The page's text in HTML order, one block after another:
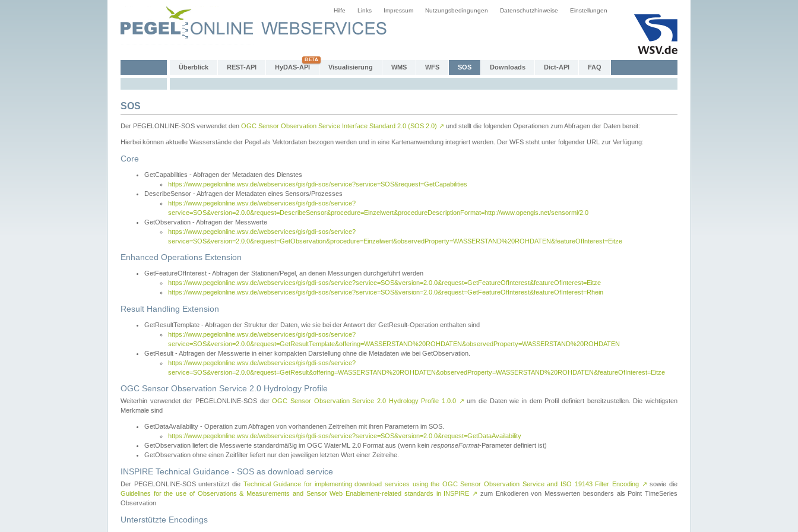
Hilfe Links Impressum Nutzungsbedingungen Datenschutzhinweise Einstellungen
Überblick REST-API HyDAS-API Visualisierung WMS WFS SOS Downloads Dict-API FAQ
SOS
Der PEGELONLINE-SOS verwendet den OGC Sensor Observation Service Interface Standard 2.0 (SOS 2.0) ↗ und stellt die folgenden Operationen zum Abfragen der Daten bereit:
Hierbei können aktuelle Wasserstände der Pegel als Vektordaten bezogen werden und in eine Kartenanwendung integriert werden. Der WFS steht unter folgender URL zur Verfügung:
Core
GetCapabilities - Abfragen der Metadaten des Dienstes
https://www.pegelonline.wsv.de/webservices/gis/gdi-sos/service?service=SOS&request=GetCapabilities
DescribeSensor - Abfragen der Metadaten eines Sensors/Prozesses
https://www.pegelonline.wsv.de/webservices/gis/gdi-sos/service?
service=SOS&version=2.0.0&request=DescribeSensor&procedure=Einzelwert&procedureDescriptionFormat=http://www.opengis.net/sensorml/2.0
GetObservation - Abfragen der Messwerte
https://www.pegelonline.wsv.de/webservices/gis/gdi-sos/service?
service=SOS&version=2.0.0&request=GetObservation&procedure=Einzelwert&observedProperty=WASSERSTAND%20ROHDATEN&featureOfInterest=Eitze
Enhanced Operations Extension
GetFeatureOfInterest - Abfragen der Stationen/Pegel, an denen Messungen durchgeführt werden
https://www.pegelonline.wsv.de/webservices/gis/gdi-sos/service?service=SOS&version=2.0.0&request=GetFeatureOfInterest&featureOfInterest=Eitze
https://www.pegelonline.wsv.de/webservices/gis/gdi-sos/service?service=SOS&version=2.0.0&request=GetFeatureOfInterest&featureOfInterest=Rhein
Result Handling Extension
GetResultTemplate - Abfragen der Struktur der Daten, wie sie bei der Antwort der GetResult-Operation enthalten sind
https://www.pegelonline.wsv.de/webservices/gis/gdi-sos/service?
service=SOS&version=2.0.0&request=GetResultTemplate&offering=WASSERSTAND%20ROHDATEN&observedProperty=WASSERSTAND%20ROHDATEN
GetResult - Abfragen der Messwerte in einer kompakten Darstellung ohne die Metadaten wie bei GetObservation.
https://www.pegelonline.wsv.de/webservices/gis/gdi-sos/service?
service=SOS&version=2.0.0&request=GetResult&offering=WASSERSTAND%20ROHDATEN&observedProperty=WASSERSTAND%20ROHDATEN&featureOfInterest=Eitze
OGC Sensor Observation Service 2.0 Hydrology Profile
Weiterhin verwendet der PEGELONLINE-SOS derOGC Sensor Observation Service 2.0 Hydrology Profile 1.0.0 ↗ um die Daten wie in dem Profil definiert bereitzustellen. Die wichtigsten
Merkmale sind
GetDataAvailability - Operation zum Abfragen von vorhandenen Zeitreihen mit ihren Parametern im SOS.
https://www.pegelonline.wsv.de/webservices/gis/gdi-sos/service?service=SOS&version=2.0.0&request=GetDataAvailability
GetObservation liefert die Messwerte standardmäßig im OGC WaterML 2.0 Format aus (wenn kein responseFormat-Parameter definiert ist)
GetObservation ohne einen Zeitfilter liefert nur den jeweiligen letzten Wert einer Zeitreihe.
INSPIRE Technical Guidance - SOS as download service
Der PEGELONLINE-SOS unterstützt die Technical Guidance for implementing download services using the OGC Sensor Observation Service and ISO 19143 Filter Encoding ↗ sowie die
Guidelines for the use of Observations & Measurements and Sensor Web Enablement-related standards in INSPIRE ↗ zum Enkodieren von Messwerten besonders als Point TimeSeries
Observation
Unterstützte Encodings